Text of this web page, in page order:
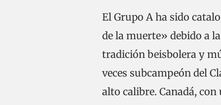
El Grupo A ha sido
de la muerte» debido a
tradición beisbolera y
veces subcampeón del
alto calibre. Canadá,